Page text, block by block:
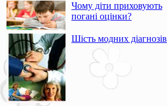
Чому діти приховують
погані оцінки?
Шість модних діагнозів